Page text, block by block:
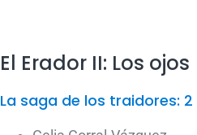
El Erador II: Los ojos
La saga de los traidores: 2